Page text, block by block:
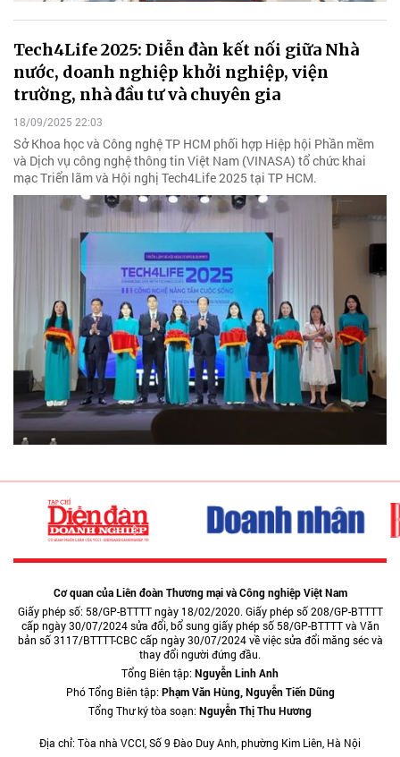
Tech4Life 2025: Diễn đàn kết nối giữa Nhà
nước, doanh nghiệp khởi nghiệp, viện
trường, nhà đầu tư và chuyên gia
18/09/2025 22:03
Sở Khoa học và Công nghệ TP HCM phối hợp Hiệp hội Phần mềm
và Dịch vụ công nghệ thông tin Việt Nam (VINASA) tổ chức khai
mạc Triển lãm và Hội nghị Tech4Life 2025 tại TP HCM.
Cơ quan của Liên đoàn Thương mại và Công nghiệp Việt Nam
Giấy phép số: 58/GP-BTTTT ngày 18/02/2020. Giấy phép số 208/GP-BTTTT
cấp ngày 30/07/2024 sửa đổi, bổ sung giấy phép số 58/GP-BTTTT và Văn
bản số 3117/BTTTT-CBC cấp ngày 30/07/2024 về việc sửa đổi măng séc và
thay đổi người đứng đầu.
Tổng Biên tập:Nguyễn Linh Anh
Phó Tổng Biên tập:Phạm Văn Hùng, Nguyễn Tiến Dũng
Tổng Thư ký tòa soạn:Nguyễn Thị Thu Hương
Địa chỉ: Tòa nhà VCCI, Số 9 Đào Duy Anh, phường Kim Liên, Hà Nội